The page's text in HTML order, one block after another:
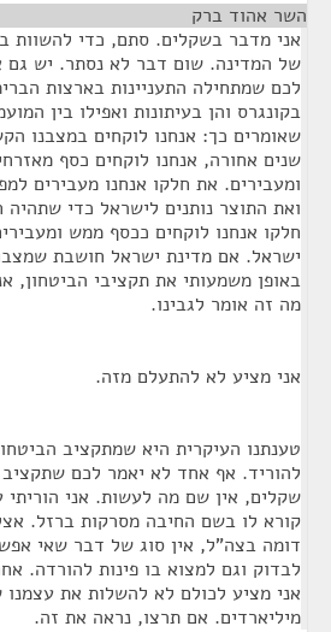
השר אהוד ברק
אני מדבר בשקלים. סתם, כדי להשוות
של המדינה. שום דבר לא נסתר. יש גם
לכם שמתחילה התעניינות בארצות
בקונגרס והן בעיתונות ואפילו בין
שאומרים כך: אנחנו לוקחים במצבנו
שנים אחורה, אנחנו לוקחים כסף
ומעבירים. את חלקו אנחנו מעבירים
ואת התוצר נותנים לישראל כדי
חלקו אנחנו לוקחים ככסף ממש
ישראל. אם מדינת ישראל חושבת
באופן משמעותי את תקציבי הביטחון,
מה זה אומר לגבינו.
אני מציע לא להתעלם מזה.
טענתנו העיקרית היא שמתקציב
שקלים, אין שם מה לעשות. אני הוריתי
קורא לו בשם החיבה מסרקות ברזל.
דומה בצה"ל, אין סוג של דבר שאי
לבדוק וגם למצוא בו פינות להורדה.
אני מציע לכולם לא להשלות את
מיליארדים. אם תרצו, נראה את זה.